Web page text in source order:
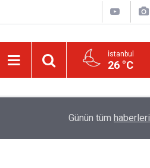
İstanbul
26 °C
Günün tüm haberleri